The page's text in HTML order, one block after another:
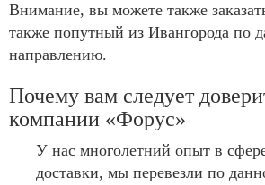
Внимание, вы можете также
также попутный из Ивангорода по
направлению.
Почему вам следует
компании «Форус»
У нас многолетний опыт в
доставки, мы перевезли по